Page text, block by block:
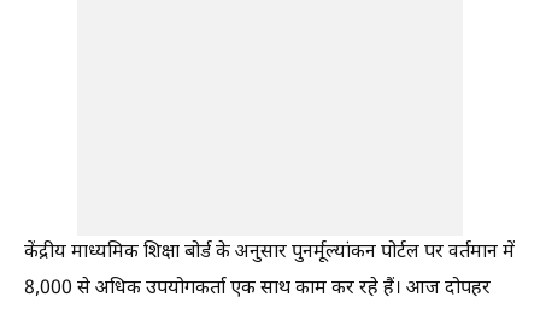
केंद्रीय माध्यमिक शिक्षा बोर्ड के अनुसार पुनर्मूल्यांकन पोर्टल पर वर्तमान में
8,000 से अधिक उपयोगकर्ता एक साथ काम कर रहे हैं। आज दोपहर